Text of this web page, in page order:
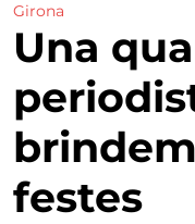
Girona
Una
festes